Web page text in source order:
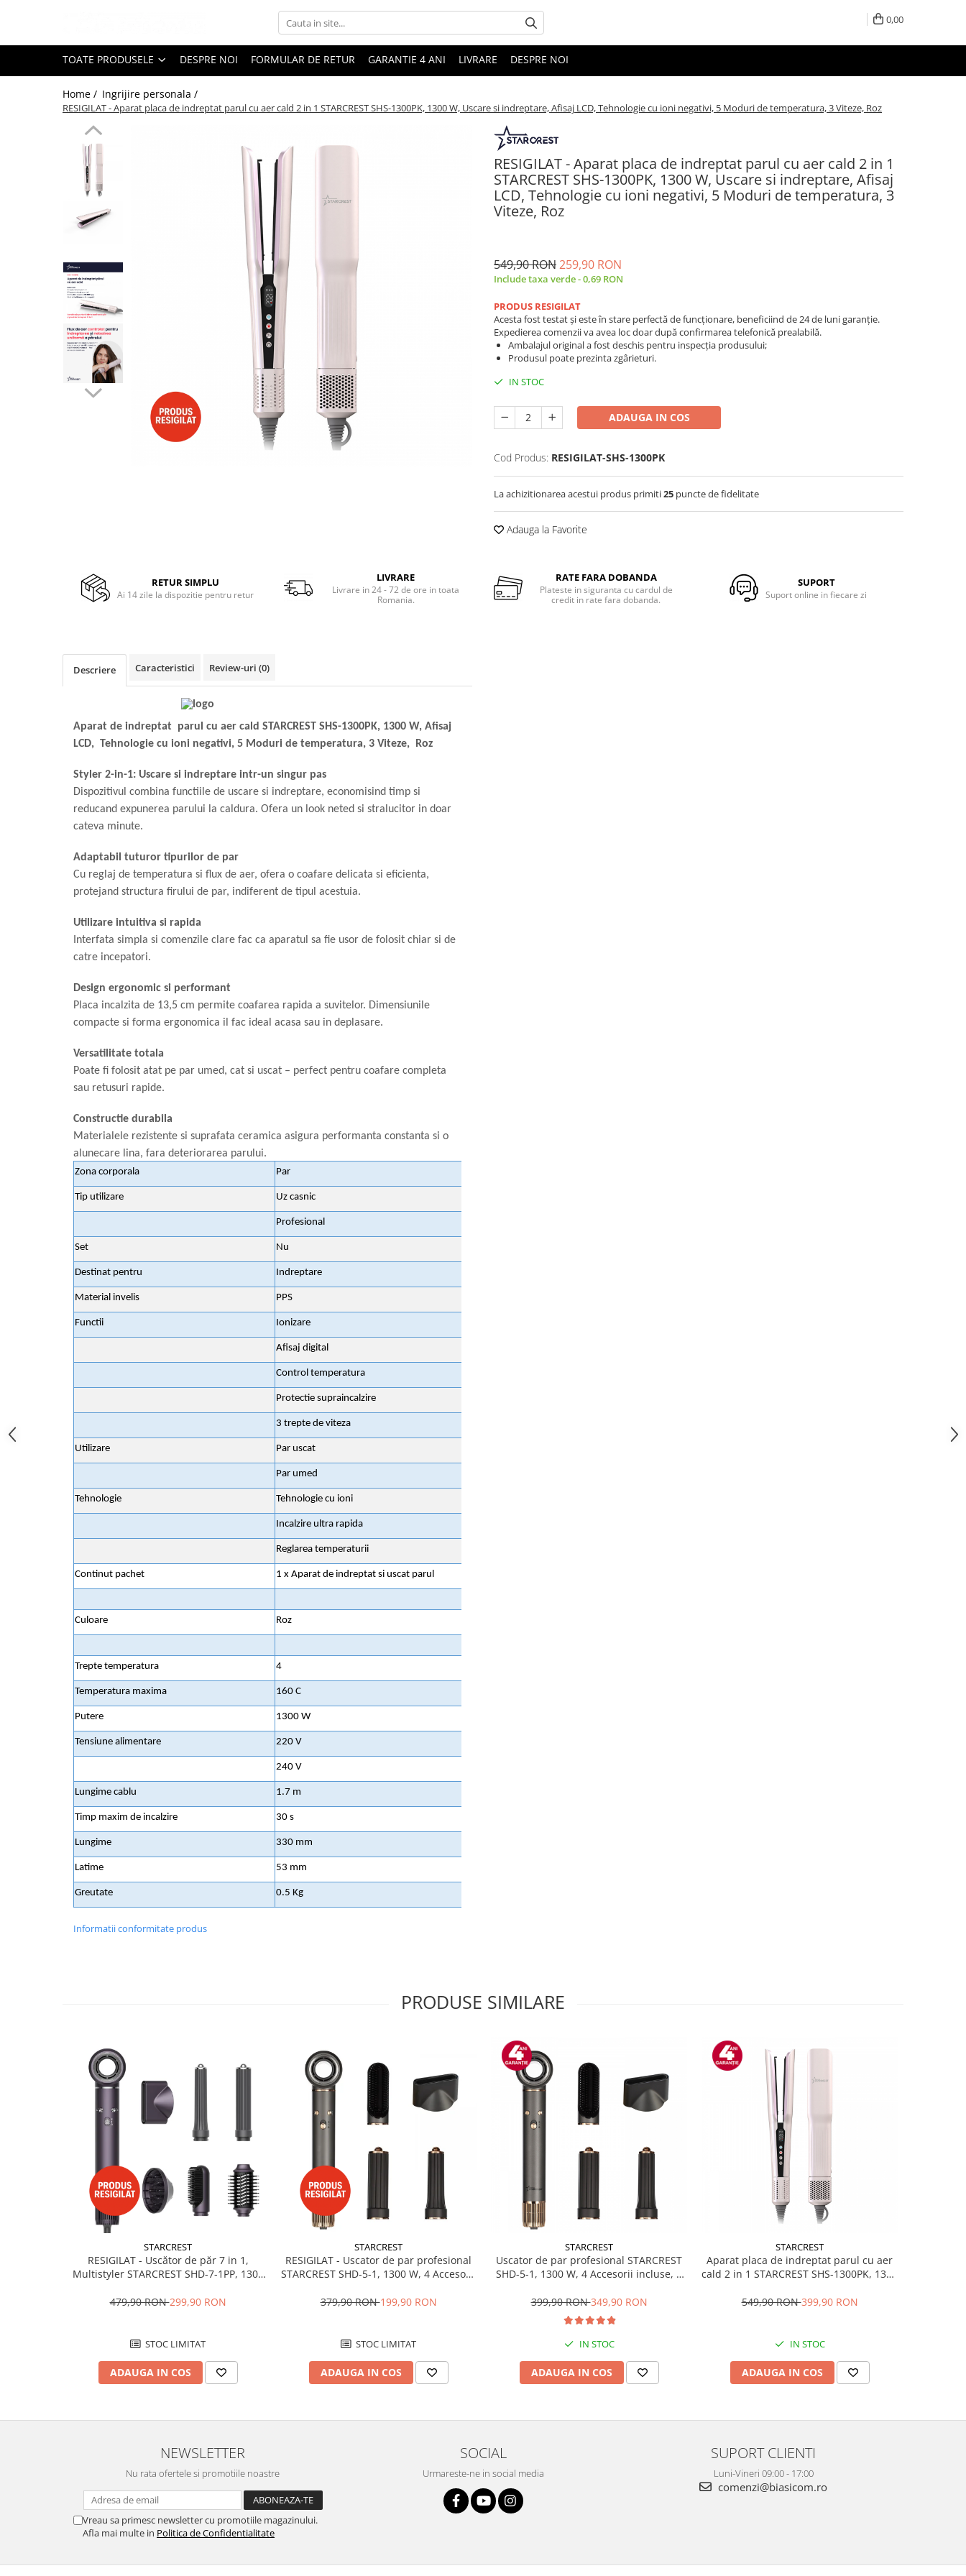
Toate Produsele
Black Friday
Electrocasnice Mari
Aparate frigorifice
Aparat cuburi de gheata
Combine frigorifice
Congelatoare verticale
Frigidere cu doua usi
Lazi frigorifice
Cuptoare cu microunde
Cuptoare cu microunde
Electrocasnice Mici
Aparate de bucatarie
Aparate de gatit cu aburi
Aparate de preparat desert
Aparate de vidat
Ascutitor cutite
Grătare electrice
Masini de gheata
Masini de paine
Prăjitoare de pâine
Rasnite condimente
Roboti de bucatarie
Aparate de cafea
Aparate de curatat bijuterii
Aparate de curățat cu aburi
aparat de calcat vertical
Aparate de scame
Fiare de calcat
Statii de calcat
Aparate de tuns
Aparate faciale
Aspiratoare de geamuri
Cuptoare cu microunde
Cuptoare electrice
Ingrijire personala
Cantare corporale
Ingrijire tesaturi
Masini de cusut
Perii de par electrice
Periute de dinti electrice
Placi de indreptat parul
Preparare alimente
Masini de tocat
Preparare paine
Masini de facut paine
TV, Electronice & Gaming
Accesorii & Periferice
Baterii si acumulatori
Alte accesorii foto & video
Aparate foto compacte
Caști
Accesorii electronice Auto
0,00
TOATE PRODUSELE DESPRE NOI FORMULAR DE RETUR GARANTIE 4 ANI LIVRARE DESPRE NOI
Home / Ingrijire personala /
RESIGILAT - Aparat placa de indreptat parul cu aer cald 2 in 1 STARCREST SHS-1300PK, 1300 W, Uscare si indreptare, Afisaj LCD, Tehnologie cu ioni negativi, 5 Moduri de temperatura, 3 Viteze, Roz
RESIGILAT - Aparat placa de indreptat parul cu aer cald 2 in 1
STARCREST SHS-1300PK, 1300 W, Uscare si indreptare, Afisaj
LCD, Tehnologie cu ioni negativi, 5 Moduri de temperatura, 3
Viteze, Roz
549,90 RON259,90 RON
Include taxa verde - 0,69 RON
PRODUS RESIGILAT
Acesta fost testat și este în stare perfectă de funcționare, beneficiind de 24 de luni garanție.
Expedierea comenzii va avea loc doar după confirmarea telefonică prealabilă.
Ambalajul original a fost deschis pentru inspecția produsului;
Produsul poate prezinta zgârieturi.
IN STOC
ADAUGA IN COS
Cod Produs: RESIGILAT-SHS-1300PK
La achizitionarea acestui produs primiti25 puncte de fidelitate
Adauga la Favorite
RETUR SIMPLU
Ai 14 zile la dispozitie pentru retur
LIVRARE
Livrare in 24 - 72 de ore in toata
Romania.
RATE FARA DOBANDA
Plateste in siguranta cu cardul de
credit in rate fara dobanda.
SUPORT
Suport online in fiecare zi
Descriere Caracteristici Review-uri (0)
Aparat de indreptat parul cu aer cald STARCREST SHS-1300PK, 1300 W, Afisaj
LCD, Tehnologie cu ioni negativi, 5 Moduri de temperatura, 3 Viteze, Roz
Styler 2-in-1: Uscare si indreptare intr-un singur pas
Dispozitivul combina functiile de uscare si indreptare, economisind timp si
reducand expunerea parului la caldura. Ofera un look neted si stralucitor in doar
cateva minute.
Adaptabil tuturor tipurilor de par
Cu reglaj de temperatura si flux de aer, ofera o coafare delicata si eficienta,
protejand structura firului de par, indiferent de tipul acestuia.
Utilizare intuitiva si rapida
Interfata simpla si comenzile clare fac ca aparatul sa fie usor de folosit chiar si de
catre incepatori.
Design ergonomic si performant
Placa incalzita de 13,5 cm permite coafarea rapida a suvitelor. Dimensiunile
compacte si forma ergonomica il fac ideal acasa sau in deplasare.
Versatilitate totala
Poate fi folosit atat pe par umed, cat si uscat – perfect pentru coafare completa
sau retusuri rapide.
Constructie durabila
Materialele rezistente si suprafata ceramica asigura performanta constanta si o
alunecare lina, fara deteriorarea parului.
Zona corporala Par
Tip utilizare Uz casnic
Profesional
Set Nu
Destinat pentru Indreptare
Material invelis PPS
Functii Ionizare
Afisaj digital
Control temperatura
Protectie supraincalzire
3 trepte de viteza
Utilizare Par uscat
Par umed
Tehnologie Tehnologie cu ioni
Incalzire ultra rapida
Reglarea temperaturii
Continut pachet 1 x Aparat de indreptat si uscat parul
Culoare Roz
Trepte temperatura 4
Temperatura maxima 160 C
Putere 1300 W
Tensiune alimentare 220 V
240 V
Lungime cablu 1.7 m
Timp maxim de incalzire 30 s
Lungime 330 mm
Latime 53 mm
Greutate 0.5 Kg
Informatii conformitate produs
PRODUSE SIMILARE
STARCREST
RESIGILAT - Uscător de păr 7 in 1,
Multistyler STARCREST SHD-7-1PP, 1300
temperatură, mov
479,90 RON299,90 RON
STOC LIMITAT
ADAUGA IN COS
STARCREST
RESIGILAT - Uscator de par profesional
STARCREST SHD-5-1, 1300 W, 4 Accesorii
temperatura, Buton de aer rece, Gri
379,90 RON199,90 RON
STOC LIMITAT
ADAUGA IN COS
STARCREST
Uscator de par profesional STARCREST
SHD-5-1, 1300 W, 4 Accesorii incluse, 3
temperatura, Buton de aer rece, Gri
399,90 RON349,90 RON
IN STOC
ADAUGA IN COS
STARCREST
Aparat placa de indreptat parul cu aer
cald 2 in 1 STARCREST SHS-1300PK, 1300
Tehnologie cu ioni negativi, 5 Moduri de
549,90 RON399,90 RON
IN STOC
ADAUGA IN COS
NEWSLETTER
Nu rata ofertele si promotiile noastre
Vreau sa primesc newsletter cu promotiile magazinului.
Afla mai multe in Politica de Confidentialitate
SOCIAL
Urmareste-ne in social media
SUPORT CLIENTI
Luni-Vineri 09:00 - 17:00
comenzi@biasicom.ro